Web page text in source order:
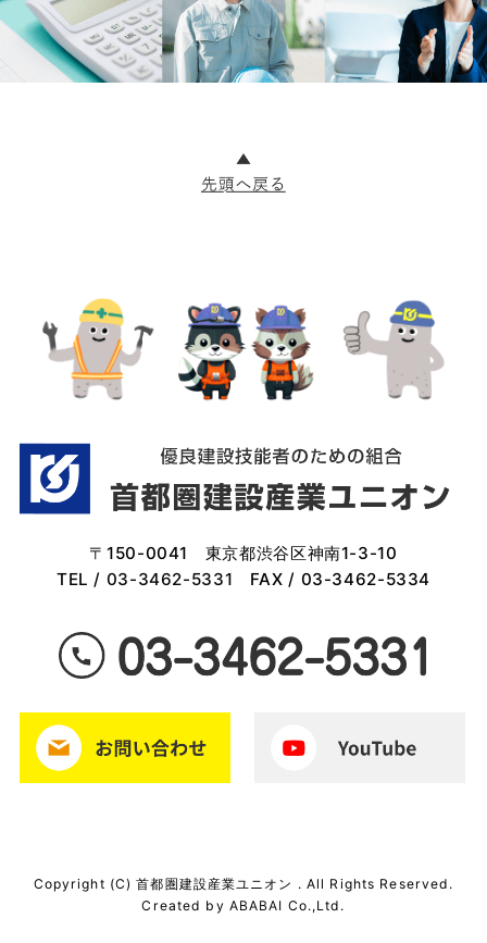
〒150-0041 東京都渋谷区神南1-3-10
TEL / 03-3462-5331 FAX / 03-3462-5334
Copyright (C) 首都圏建設産業ユニオン . All Rights Reserved.
Created by ABABAI Co.,Ltd.